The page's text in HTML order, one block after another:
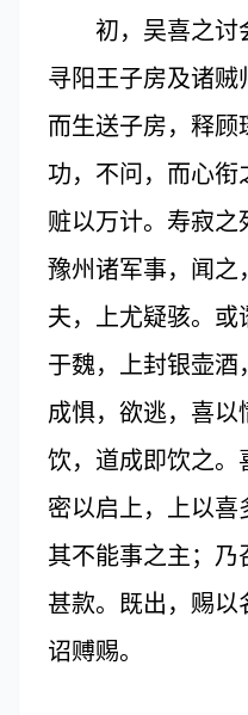
初，吴喜之讨
寻阳王子房及诸贼
而生送子房，释
功，不问，而心衔
赃以万计。寿寂
豫州诸军事，闻之
夫，上尤疑骇。
于魏，上封银壶
成惧，欲逃，喜
饮，道成即饮之
密以启上，上以
其不能事之主；
甚款。既出，赐
诏赙赐。